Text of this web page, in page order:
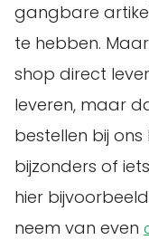
gangbare
te hebben.
shop direct
leveren, maar
bestellen bij
bijzonders of
hier
neem van even